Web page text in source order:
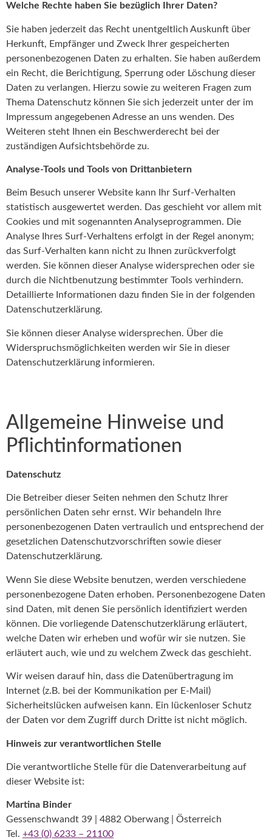
Welche Rechte haben Sie bezüglich Ihrer Daten?
Sie haben jederzeit das Recht unentgeltlich Auskunft über
Herkunft, Empfänger und Zweck Ihrer gespeicherten
personenbezogenen Daten zu erhalten. Sie haben außerdem
ein Recht, die Berichtigung, Sperrung oder Löschung dieser
Daten zu verlangen. Hierzu sowie zu weiteren Fragen zum
Thema Datenschutz können Sie sich jederzeit unter der im
Impressum angegebenen Adresse an uns wenden. Des
Weiteren steht Ihnen ein Beschwerderecht bei der
zuständigen Aufsichtsbehörde zu.
Analyse-Tools und Tools von Drittanbietern
Beim Besuch unserer Website kann Ihr Surf-Verhalten
statistisch ausgewertet werden. Das geschieht vor allem mit
Cookies und mit sogenannten Analyseprogrammen. Die
Analyse Ihres Surf-Verhaltens erfolgt in der Regel anonym;
das Surf-Verhalten kann nicht zu Ihnen zurückverfolgt
werden. Sie können dieser Analyse widersprechen oder sie
durch die Nichtbenutzung bestimmter Tools verhindern.
Detaillierte Informationen dazu finden Sie in der folgenden
Datenschutzerklärung.
Sie können dieser Analyse widersprechen. Über die
Widerspruchsmöglichkeiten werden wir Sie in dieser
Datenschutzerklärung informieren.
Allgemeine Hinweise und
Pflichtinformationen
Datenschutz
Die Betreiber dieser Seiten nehmen den Schutz Ihrer
persönlichen Daten sehr ernst. Wir behandeln Ihre
personenbezogenen Daten vertraulich und entsprechend der
gesetzlichen Datenschutzvorschriften sowie dieser
Datenschutzerklärung.
Wenn Sie diese Website benutzen, werden verschiedene
personenbezogene Daten erhoben. Personenbezogene Daten
sind Daten, mit denen Sie persönlich identifiziert werden
können. Die vorliegende Datenschutzerklärung erläutert,
welche Daten wir erheben und wofür wir sie nutzen. Sie
erläutert auch, wie und zu welchem Zweck das geschieht.
Wir weisen darauf hin, dass die Datenübertragung im
Internet (z.B. bei der Kommunikation per E-Mail)
Sicherheitslücken aufweisen kann. Ein lückenloser Schutz
der Daten vor dem Zugriff durch Dritte ist nicht möglich.
Hinweis zur verantwortlichen Stelle
Die verantwortliche Stelle für die Datenverarbeitung auf
dieser Website ist:
Martina Binder
Gessenschwandt 39 | 4882 Oberwang | Österreich
Tel. +43 (0) 6233 – 21100